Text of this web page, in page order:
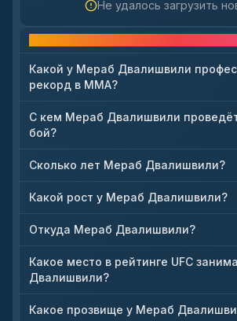
Не удалось загрузить
Какой у Мераб Двалишвили
рекорд в ММА?
С кем Мераб Двалишвили
бой?
Сколько лет Мераб Двалишвили?
Какой рост у Мераб Двалишвили?
Откуда Мераб Двалишвили?
Какое место в рейтинге UFC
Двалишвили?
Какое прозвище у Мераб